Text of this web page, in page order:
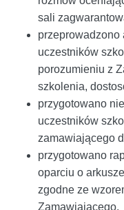
sali
przeprowadzono
uczestników
porozumieniu z
szkolenia,
przygotowano
uczestników
zamawiającego
przygotowano
oparciu o
zgodne ze
Zamawiającego,